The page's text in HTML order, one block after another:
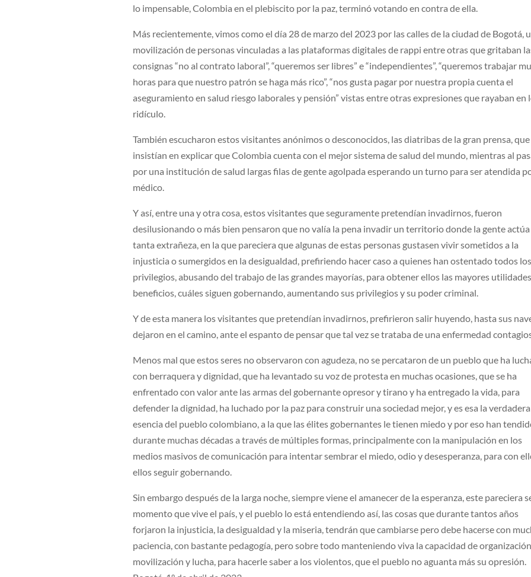
lo impensable, Colombia en el plebiscito por la paz, terminó votando en contra de ella.
Más recientemente, vimos como el día 28 de marzo del 2023 por las calles de la ciudad de Bogotá,
movilización de personas vinculadas a las plataformas digitales de rappi entre otras que gritaban
consignas “no al contrato laboral”, “queremos ser libres” e “independientes”, “queremos trabajar
horas para que nuestro patrón se haga más rico”, “nos gusta pagar por nuestra propia cuenta el
aseguramiento en salud riesgo laborales y pensión” vistas entre otras expresiones que rayaban en
ridículo.
También escucharon estos visitantes anónimos o desconocidos, las diatribas de la gran prensa, que
insistían en explicar que Colombia cuenta con el mejor sistema de salud del mundo, mientras al
por una institución de salud largas filas de gente agolpada esperando un turno para ser atendida
médico.
Y así, entre una y otra cosa, estos visitantes que seguramente pretendían invadirnos, fueron
desilusionando o más bien pensaron que no valía la pena invadir un territorio donde la gente actúa
tanta extrañeza, en la que pareciera que algunas de estas personas gustasen vivir sometidos a la
injusticia o sumergidos en la desigualdad, prefiriendo hacer caso a quienes han ostentado todos los
privilegios, abusando del trabajo de las grandes mayorías, para obtener ellos las mayores
beneficios, cuáles siguen gobernando, aumentando sus privilegios y su poder criminal.
Y de esta manera los visitantes que pretendían invadirnos, prefirieron salir huyendo, hasta sus
dejaron en el camino, ante el espanto de pensar que tal vez se trataba de una enfermedad
Menos mal que estos seres no observaron con agudeza, no se percataron de un pueblo que ha
con berraquera y dignidad, que ha levantado su voz de protesta en muchas ocasiones, que se ha
enfrentado con valor ante las armas del gobernante opresor y tirano y ha entregado la vida, para
defender la dignidad, ha luchado por la paz para construir una sociedad mejor, y es esa la verdadera
esencia del pueblo colombiano, a la que las élites gobernantes le tienen miedo y por eso han
durante muchas décadas a través de múltiples formas, principalmente con la manipulación en los
medios masivos de comunicación para intentar sembrar el miedo, odio y desesperanza, para con
ellos seguir gobernando.
Sin embargo después de la larga noche, siempre viene el amanecer de la esperanza, este pareciera
momento que vive el país, y el pueblo lo está entendiendo así, las cosas que durante tantos años
forjaron la injusticia, la desigualdad y la miseria, tendrán que cambiarse pero debe hacerse con
paciencia, con bastante pedagogía, pero sobre todo manteniendo viva la capacidad de
movilización y lucha, para hacerle saber a los violentos, que el pueblo no aguanta más su opresión.